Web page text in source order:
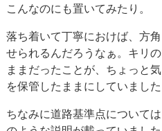
こんなのにも置いてみたり。
落ち着いて丁寧におけば、方
せられるんだろうなぁ。キリ
ままだったことが、ちょっと
を保管したままにしていました
ちなみに道路基準点について